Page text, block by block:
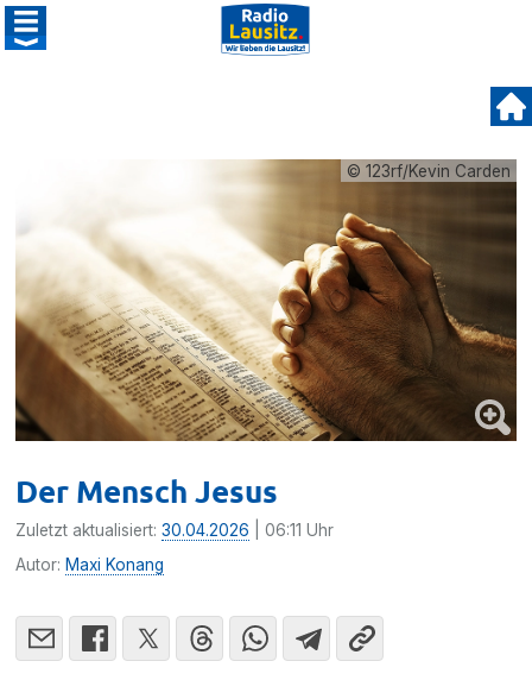
© 123rf/Kevin Carden
Der Mensch Jesus
Zuletzt aktualisiert:30.04.2026 | 06:11 Uhr
Autor: Maxi Konang